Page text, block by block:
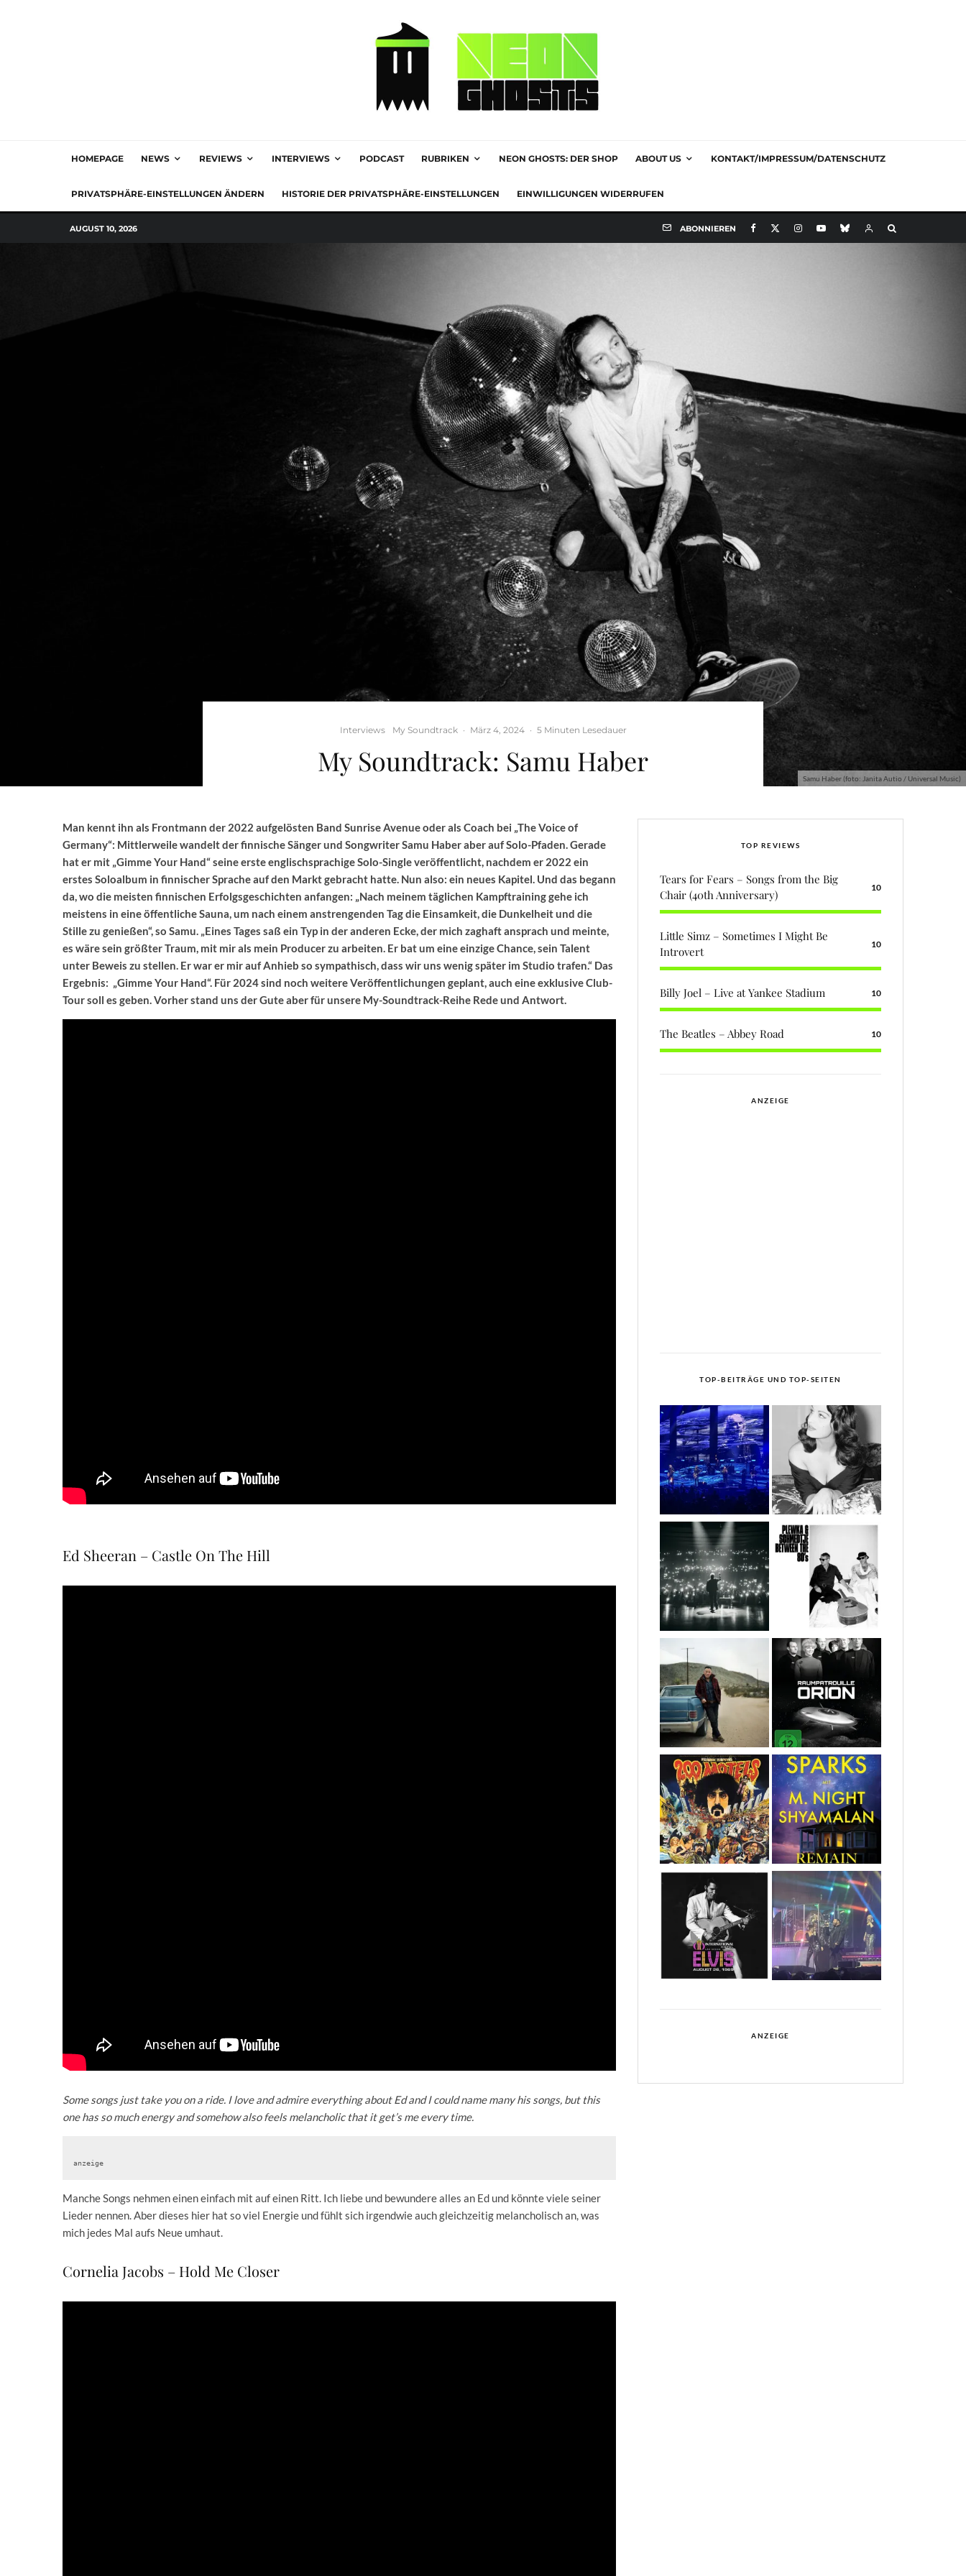
HOMEPAGE NEWS REVIEWS INTERVIEWS PODCAST RUBRIKEN NEON GHOSTS: DER SHOP ABOUT US KONTAKT/IMPRESSUM/DATENSCHUTZ
PRIVATSPHÄRE-EINSTELLUNGEN ÄNDERN HISTORIE DER PRIVATSPHÄRE-EINSTELLUNGEN EINWILLIGUNGEN WIDERRUFEN
AUGUST 10, 2026 ABONNIEREN
Samu Haber (foto: Janita Autio / Universal Music)
Interviews My Soundtrack · März 4, 2024 · 5 Minuten Lesedauer
My Soundtrack: Samu Haber
Man kennt ihn als Frontmann der 2022 aufgelösten Band Sunrise Avenue oder als Coach bei „The Voice of
Germany“: Mittlerweile wandelt der finnische Sänger und Songwriter Samu Haber aber auf Solo-Pfaden. Gerade
hat er mit „Gimme Your Hand“ seine erste englischsprachige Solo-Single veröffentlicht, nachdem er 2022 ein
erstes Soloalbum in finnischer Sprache auf den Markt gebracht hatte. Nun also: ein neues Kapitel. Und das begann
da, wo die meisten finnischen Erfolgsgeschichten anfangen: „Nach meinem täglichen Kampftraining gehe ich
meistens in eine öffentliche Sauna, um nach einem anstrengenden Tag die Einsamkeit, die Dunkelheit und die
Stille zu genießen“, so Samu. „Eines Tages saß ein Typ in der anderen Ecke, der mich zaghaft ansprach und meinte,
es wäre sein größter Traum, mit mir als mein Producer zu arbeiten. Er bat um eine einzige Chance, sein Talent
unter Beweis zu stellen. Er war er mir auf Anhieb so sympathisch, dass wir uns wenig später im Studio trafen.“ Das
Ergebnis: „Gimme Your Hand“. Für 2024 sind noch weitere Veröffentlichungen geplant, auch eine exklusive Club-
Tour soll es geben. Vorher stand uns der Gute aber für unsere My-Soundtrack-Reihe Rede und Antwort.
Ed Sheeran – Castle On The Hill
Some songs just take you on a ride. I love and admire everything about Ed and I could name many his songs, but this
one has so much energy and somehow also feels melancholic that it get’s me every time.
anzeige
Manche Songs nehmen einen einfach mit auf einen Ritt. Ich liebe und bewundere alles an Ed und könnte viele seiner
Lieder nennen. Aber dieses hier hat so viel Energie und fühlt sich irgendwie auch gleichzeitig melancholisch an, was
mich jedes Mal aufs Neue umhaut.
Cornelia Jacobs – Hold Me Closer
TOP REVIEWS
Tears for Fears – Songs from the Big
Chair (40th Anniversary)
10
Little Simz – Sometimes I Might Be
Introvert
10
Billy Joel – Live at Yankee Stadium 10
The Beatles – Abbey Road 10
ANZEIGE
TOP-BEITRÄGE UND TOP-SEITEN
ANZEIGE